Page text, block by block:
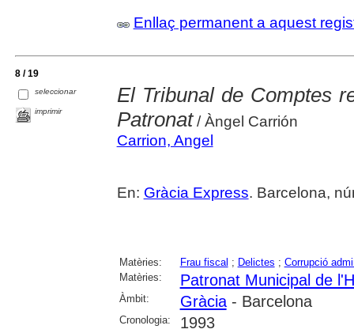
Enllaç permanent a aquest
8 / 19
seleccionar
imprimir
El Tribunal de Comptes
Patronat/ Àngel Carrión
Carrion, Angel
En: Gràcia Express. Barcelona,
Matèries: Frau fiscal ; Delictes ; Corrupció
Matèries:
Patronat Municipal de
Àmbit: Gràcia- Barcelona
Cronologia: 1993